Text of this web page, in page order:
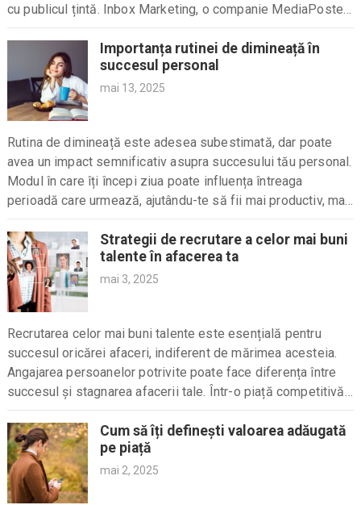
cu publicul țintă. Inbox Marketing, o companie MediaPoste
Importanța rutinei de dimineață în
succesul personal
mai 13, 2025
Rutina de dimineață este adesea subestimată, dar poate
avea un impact semnificativ asupra succesului tău personal.
Modul în care îți începi ziua poate influența întreaga
perioadă care urmează, ajutându-te să fii mai productiv, mai
Strategii de recrutare a celor mai buni
talente în afacerea ta
mai 3, 2025
Recrutarea celor mai buni talente este esențială pentru
succesul oricărei afaceri, indiferent de mărimea acesteia.
Angajarea persoanelor potrivite poate face diferența între
succesul și stagnarea afacerii tale. Într-o piață competitivă,
Cum să îți definești valoarea adăugată
pe piață
mai 2, 2025